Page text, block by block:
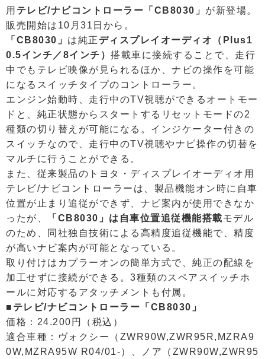
用 テレビ/ナビコントローラー「CB8030」 が新登場。
販売開始は10月31日から。
「CB8030」 は純正 ディスプレイオーディオ（Plus1
0.5インチ／8インチ） 搭載車に接続することで、走行
中でもテレビ映像が見られるほか、ナビの操作を可能
になるスイッチタイプのコントローラー。
エンジン始動時、走行中のTV視聴ができるオートモー
ドと、純正状態からスタートするリセットモードの2
種類の切り替えが可能になる。インジケーター付きの
スイッチなので、走行中のTV視聴やナビ操作の切替を
マルチに行うことができる。
また、従来製品のトヨタ・ディスプレイオーディオ用
テレビ/ナビコントローラーは、製品機能オン時に自車
位置が止まり追従ができず、ナビ案内が使用できなか
ったが、
「CB8030」は自車位置追従機能搭載モデル
のため、同社独自技術による高精度追従機能で、精度
が高いナビ案内が可能となっている。
取り付けはカプラーオンの簡単方式で、純正の配線を
加工せずに接続ができる。3種類のスペアスイッチホ
ールに対応するアタッチメントも付属。
■テレビ/ナビコントローラー「CB8030」
価格：24.200円（税込）
適合車種：ヴォクシー（ZWR90W,ZWR95R,MZRA9
0W,MZRA95W R04/01-）、ノア（ZWR90W,ZWR95